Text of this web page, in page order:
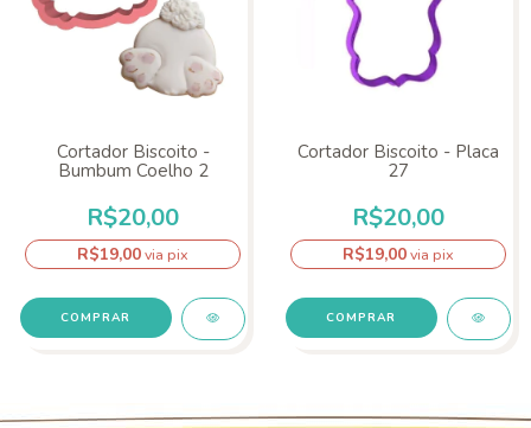
Cortador Biscoito -
Bumbum Coelho 2
R$20,00
R$19,00via pix
Cortador Biscoito - Placa
27
R$20,00
R$19,00via pix